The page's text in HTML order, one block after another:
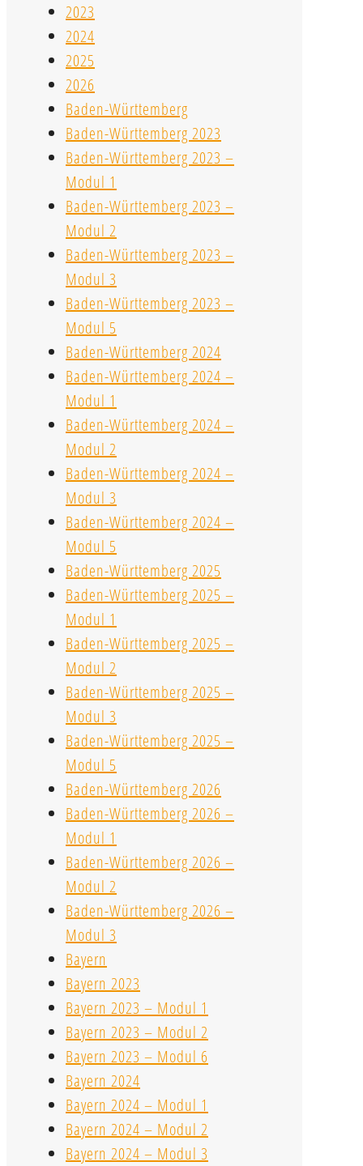
2023
2024
2025
2026
Baden-Württemberg
Baden-Württemberg 2023
Baden-Württemberg 2023 –
Modul 1
Baden-Württemberg 2023 –
Modul 2
Baden-Württemberg 2023 –
Modul 3
Baden-Württemberg 2023 –
Modul 5
Baden-Württemberg 2024
Baden-Württemberg 2024 –
Modul 1
Baden-Württemberg 2024 –
Modul 2
Baden-Württemberg 2024 –
Modul 3
Baden-Württemberg 2024 –
Modul 5
Baden-Württemberg 2025
Baden-Württemberg 2025 –
Modul 1
Baden-Württemberg 2025 –
Modul 2
Baden-Württemberg 2025 –
Modul 3
Baden-Württemberg 2025 –
Modul 5
Baden-Württemberg 2026
Baden-Württemberg 2026 –
Modul 1
Baden-Württemberg 2026 –
Modul 2
Baden-Württemberg 2026 –
Modul 3
Bayern
Bayern 2023
Bayern 2023 – Modul 1
Bayern 2023 – Modul 2
Bayern 2023 – Modul 6
Bayern 2024
Bayern 2024 – Modul 1
Bayern 2024 – Modul 2
Bayern 2024 – Modul 3